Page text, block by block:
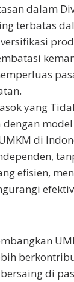
dalam
terbatas
yang
dengan
di
efisien,
di